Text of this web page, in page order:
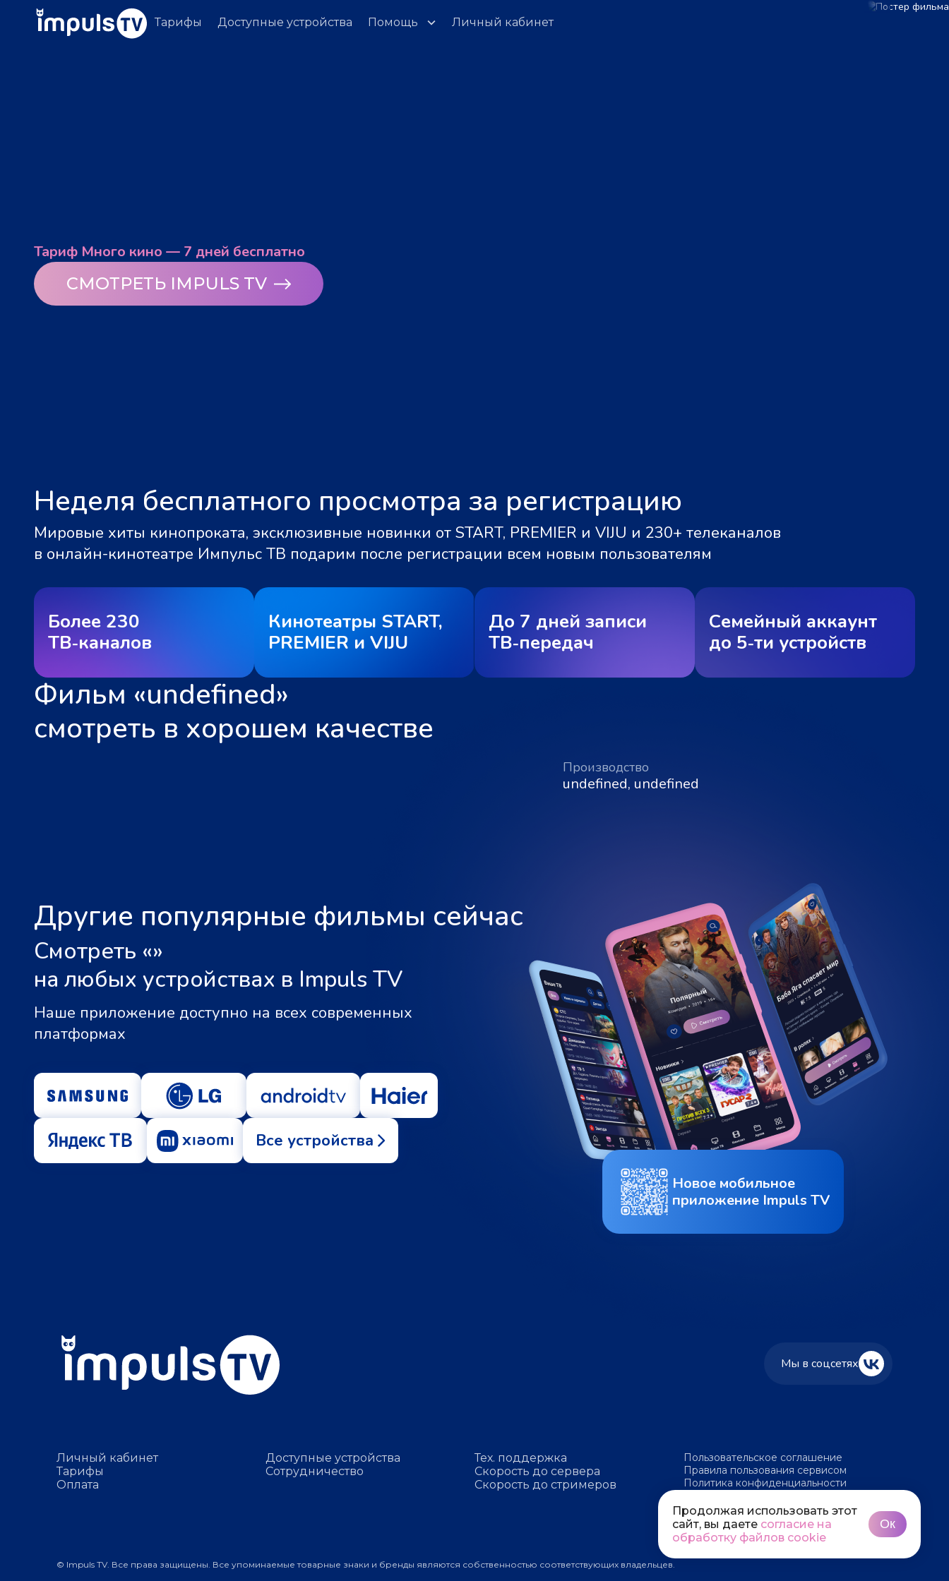
Тарифы Доступные устройства Помощь Личный кабинет
Тариф Много кино — 7 дней бесплатно
СМОТРЕТЬ IMPULS TV
Неделя бесплатного просмотра за регистрацию
Мировые хиты кинопроката, эксклюзивные новинки от START, PREMIER и VIJU и 230+ телеканалов
в онлайн-кинотеатре Импульс ТВ подарим после регистрации всем новым пользователям
Более 230
ТВ‑каналов
Кинотеатры START,
PREMIER и VIJU
До 7 дней записи
ТВ‑передач
Семейный аккаунт
до 5‑ти устройств
Фильм «undefined»
смотреть в хорошем качестве
Производство
undefined, undefined
Другие популярные фильмы сейчас
Смотреть «»
на любых устройствах в Impuls TV
Наше приложение доступно на всех современных
платформах
Все устройства
Новое мобильное
приложение Impuls TV
Мы в соцсетях
Личный кабинет
Тарифы
Оплата
Доступные устройства
Сотрудничество
Тех. поддержка
Скорость до сервера
Скорость до стримеров
Пользовательское соглашение
Правила пользования сервисом
Политика конфиденциальности
© Impuls TV. Все права защищены. Все упоминаемые товарные знаки и бренды являются собственностью соответствующих владельцев.
Продолжая использовать этот
сайт, вы даете согласие на
обработку файлов cookie
Ок